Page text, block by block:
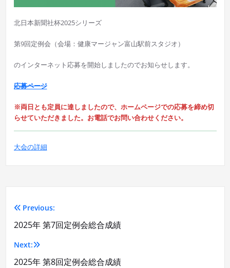
北日本新聞社杯2025シリーズ
第9回定例会（会場：健康マージャン富山駅前スタジオ）
のインターネット応募を開始しましたのでお知らせします。
応募ページ
※両日とも定員に達しましたので、ホームページでの応募を締め切
らせていただきました。お電話でお問い合わせください。
大会の詳細
投
稿
ナ
Previous:
2025年 第7回定例会総合成績
Next:
2025年 第8回定例会総合成績